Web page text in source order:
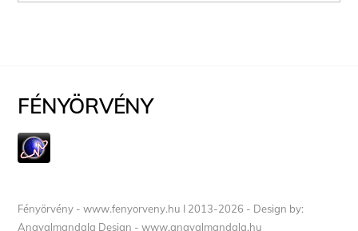
FÉNYÖRVÉNY
Fényörvény - www.fenyorveny.hu I 2013-2026 - Design by:
Angyalmandala Design - www.angyalmandala.hu